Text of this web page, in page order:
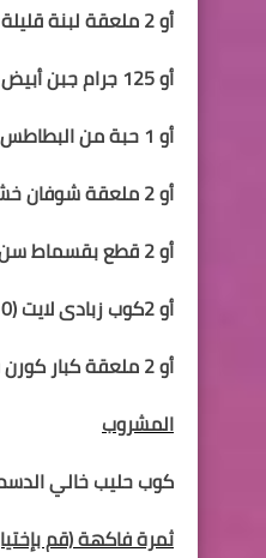
أو 2 ملعقة لبنة قليلة الدسم +
أو 125 جرام جبن أبيض قليل الدسم+ سلطة +
أو 1 حبة منالبطاطس
أو2ملعقةشوفان
أو2قطع بقسماط سن
أو2كوب زبادى لايت (110 جرام) +خيار أو
أو2ملعقةكبار
المشروب
كوب حليب خالي
ثمرة فاكهة(قم